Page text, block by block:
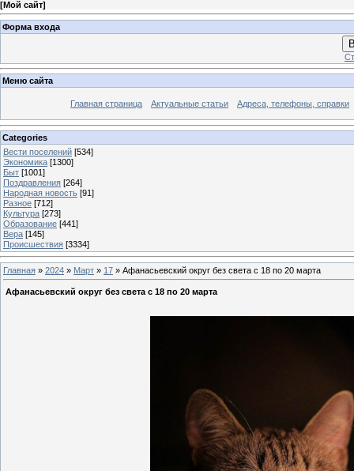
[Мой сайт]
Форма входа
Меню сайта
Главная страница Актуальные статьи Адреса, телефоны, справки
Categories
Вести поселений [534]
Экономика [1300]
Быт [1001]
Поздравления [264]
Народная новость [91]
Разное [712]
Культура [273]
Образование [441]
Вера [145]
Происшествия [3334]
Главная » 2024 » Март » 17 » Афанасьевский округ без света с 18 по 20 марта
Афанасьевский округ без света с 18 по 20 марта